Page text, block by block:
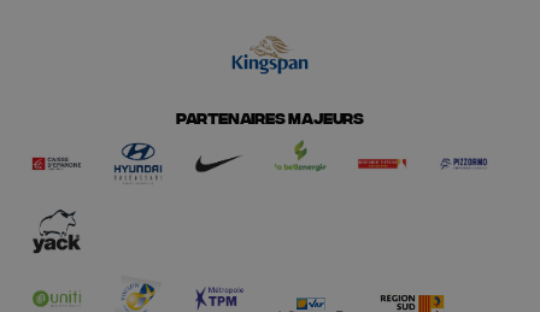
PARTENAIRES MAJEURS